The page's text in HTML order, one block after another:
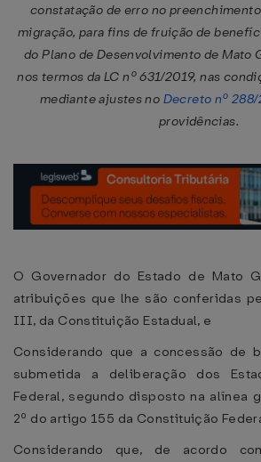
constatação de erro no
migração, para fins de fruição de
do Plano de Desenvolvimento de Mato
nos termos da LC nº 631/2019, nas
mediante ajustes no Decreto nº 288/
providências.
O Governador do Estado de Mato
atribuições que lhe são conferidas
III, da Constituição Estadual, e
Considerando que a concessão de
submetida a deliberação dos
Federal, segundo disposto na alínea
2º do artigo 155 da Constituição
Considerando que, de acordo